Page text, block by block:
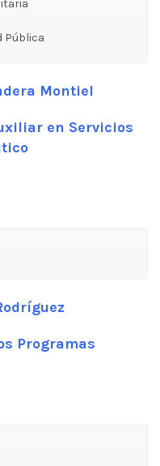
Pública
Montiel
en Servicios
Programas